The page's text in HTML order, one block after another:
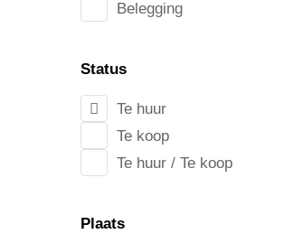
Belegging
Status
Te huur
Te koop
Te huur / Te koop
Plaats